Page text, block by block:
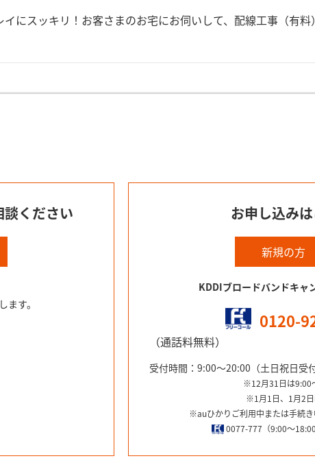
にスッキリ！お客さまのお宅にお伺いして、配線工事（有料
ください
ます。
お申し込み
新規の方
KDDIブロードバンドキャ
0120-
（通話料無料）
受付時間：9:00～20:00（土日祝日受付
※12月31日は9:00
※1月1日、1月2日
※auひかりご利用中または手続
0077-777（9:00～18:00